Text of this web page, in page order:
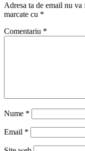
Adresa ta de email nu va
marcate cu *
Comentariu *
Nume *
Email *